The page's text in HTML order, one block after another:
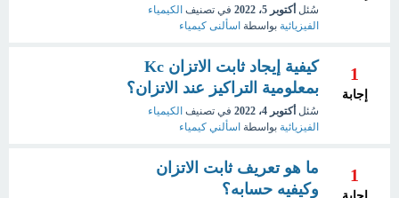
سُئل أكتوبر 5، 2022 في تصنيف الكيمياء
الفيزيائية بواسطة اسألنى كيمياء
1
إجابة
كيفية إيجاد ثابت الاتزان Kc
بمعلومية التراكيز عند الاتزان؟
سُئل أكتوبر 4، 2022 في تصنيف الكيمياء
الفيزيائية بواسطة اسألني كيمياء
1
ما هو تعريف ثابت الاتزان
وكيفيه حسابه؟